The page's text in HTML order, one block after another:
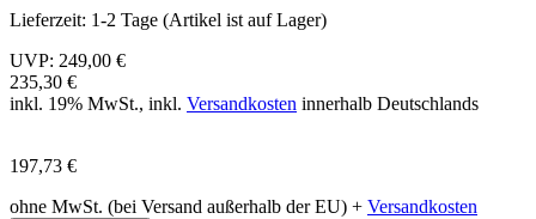
Lieferzeit: 1-2 Tage (Artikel ist auf Lager)
UVP: 249,00 €
235,30 €
inkl. 19% MwSt., inkl. Versandkosten innerhalb Deutschlands
197,73 €
ohne MwSt. (bei Versand außerhalb der EU) + Versandkosten